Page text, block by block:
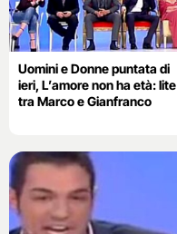
Uomini e Donne puntata di
ieri, L’amore non ha età: lite
tra Marco e Gianfranco